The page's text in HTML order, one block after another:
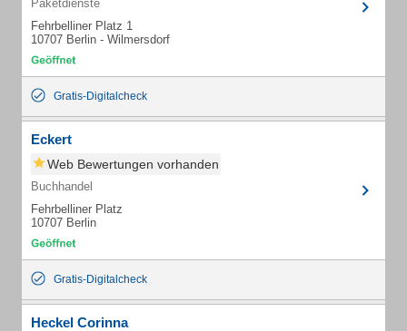
Paketdienste
Fehrbelliner Platz 1
10707 Berlin - Wilmersdorf
Gratis-Digitalcheck
Eckert
Web Bewertungen vorhanden
Buchhandel
Fehrbelliner Platz
10707 Berlin
Gratis-Digitalcheck
Heckel Corinna